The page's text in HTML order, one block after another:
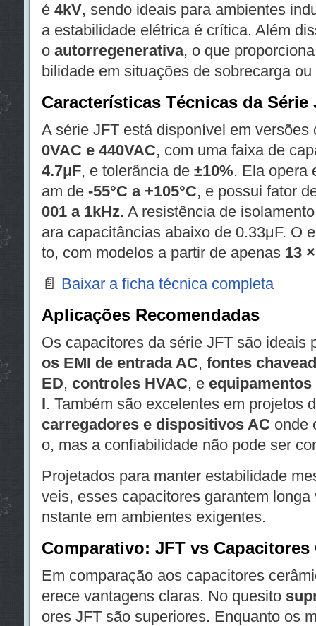
é 4kV, sendo ideais para ambientes
a estabilidade elétrica é crítica. Além
o autorregenerativa, o que
bilidade em situações de sobrecarga
Características Técnicas da Série
A série JFT está disponível em
0VAC e 440VAC, com uma faixa de
4.7μF, e tolerância de ±10%. Ela opera
am de -55°C a +105°C, e possui fator
001 a 1kHz. A resistência de
ara capacitâncias abaixo de 0.33μF. O
to, com modelos a partir de apenas 13
📄 Baixar a ficha técnica completa
Aplicações Recomendadas
Os capacitores da série JFT são ideais
os EMI de entrada AC, fontes
ED, controles HVAC, e
l. Também são excelentes em projetos
carregadores e dispositivos AC onde
o, mas a confiabilidade não pode ser
Projetados para manter estabilidade
veis, esses capacitores garantem
nstante em ambientes exigentes.
Comparativo: JFT vs Capacitores
Em comparação aos capacitores
erece vantagens claras. No quesito
ores JFT são superiores. Enquanto os